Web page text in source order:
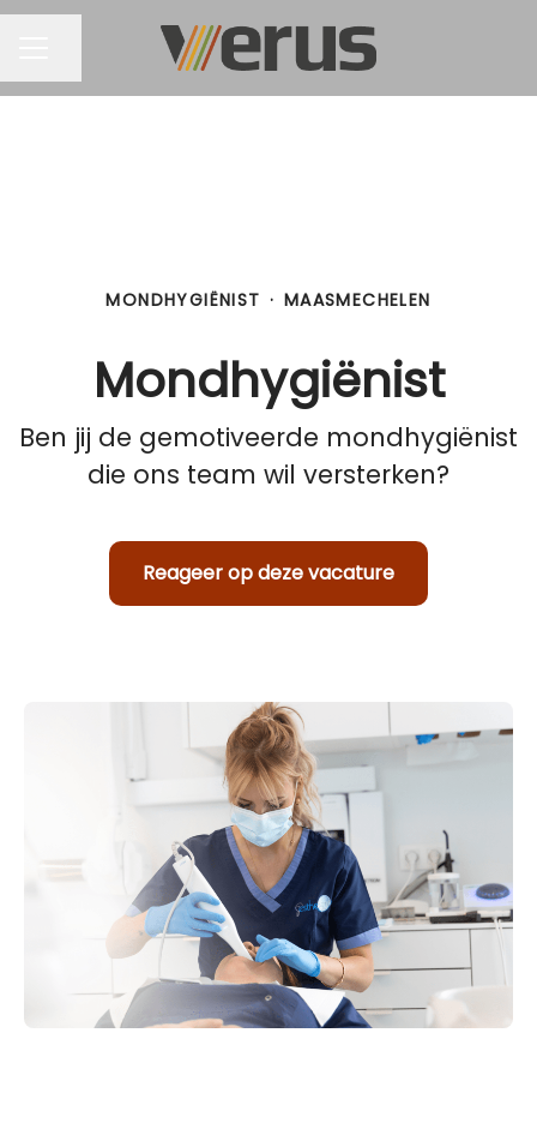
MONDHYGIËNIST · MAASMECHELEN
Mondhygiënist
Ben jij de gemotiveerde mondhygiënist
die ons team wil versterken?
Reageer op deze vacature